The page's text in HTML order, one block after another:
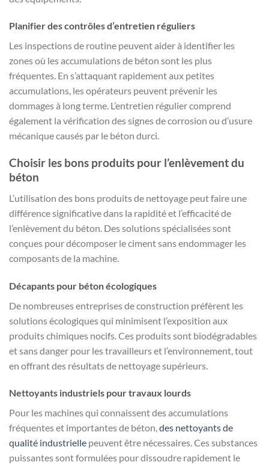
Planifier des contrôles d’entretien réguliers
Les inspections de routine peuvent aider à identifier les
zones où les accumulations de béton sont les plus
fréquentes. En s’attaquant rapidement aux petites
accumulations, les opérateurs peuvent prévenir les
dommages à long terme. L’entretien régulier comprend
également la vérification des signes de corrosion ou d’usure
mécanique causés par le béton durci.
Choisir les bons produits pour l’enlèvement du
béton
L’utilisation des bons produits de nettoyage peut faire une
différence significative dans la rapidité et l’efficacité de
l’enlèvement du béton. Des solutions spécialisées sont
conçues pour décomposer le ciment sans endommager les
composants de la machine.
Décapants pour béton écologiques
De nombreuses entreprises de construction préfèrent les
solutions écologiques qui minimisent l’exposition aux
produits chimiques nocifs. Ces produits sont biodégradables
et sans danger pour les travailleurs et l’environnement, tout
en offrant des résultats de nettoyage supérieurs.
Nettoyants industriels pour travaux lourds
Pour les machines qui connaissent des accumulations
fréquentes et importantes de béton,des nettoyants de
qualité industrielle peuvent être nécessaires. Ces substances
puissantes sont formulées pour dissoudre rapidement le